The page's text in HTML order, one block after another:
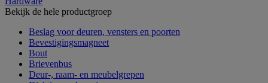
Bekijk de hele productgroep
Beslag voor deuren, vensters en poorten
Bevestigingsmagneet
Bout
Brievenbus
Deur-, raam- en meubelgrepen